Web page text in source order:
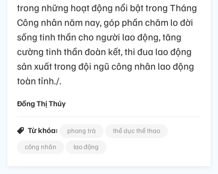
trong những hoạt động nổi bật trong Tháng
Công nhân năm nay, góp phần chăm lo đời
sống tinh thần cho người lao động, tăng
cường tinh thần đoàn kết, thi đua lao động
sản xuất trong đội ngũ công nhân lao động
toàn tỉnh./.
Đồng Thị Thúy
Từ khóa: phong trà
thể dục thể thao
công nhân
lao động